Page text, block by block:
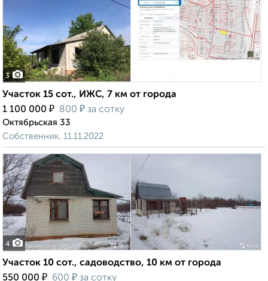
3
Участок 15 сот., ИЖС, 7 км от города
1 100 000 ₽ 800 ₽ за сотку
Октябрьская 33
Собственник, 11.11.2022
4
Участок 10 сот., садоводство, 10 км от города
550 000 ₽ 600 ₽ за сотку